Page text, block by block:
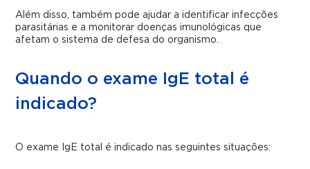
Além disso, também pode ajudar a identificar infecções
parasitárias e a monitorar doenças imunológicas que
afetam o sistema de defesa do organismo.
Quando o exame IgE total é
indicado?
O exame IgE total é indicado nas seguintes situações: